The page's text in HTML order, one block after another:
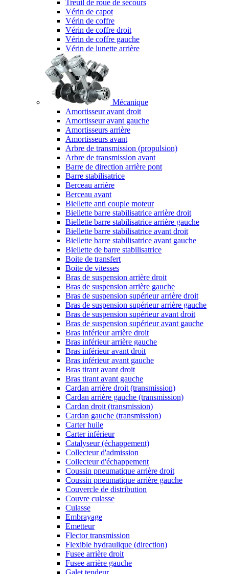
Treuil de roue de secours
Vérin de capot
Vérin de coffre
Vérin de coffre droit
Vérin de coffre gauche
Vérin de lunette arrière
Mécanique
Amortisseur avant droit
Amortisseur avant gauche
Amortisseurs arrière
Amortisseurs avant
Arbre de transmission (propulsion)
Arbre de transmission avant
Barre de direction arrière pont
Barre stabilisatrice
Berceau arrière
Berceau avant
Biellette anti couple moteur
Biellette barre stabilisatrice arrière droit
Biellette barre stabilisatrice arrière gauche
Biellette barre stabilisatrice avant droit
Biellette barre stabilisatrice avant gauche
Biellette de barre stabilisatrice
Boite de transfert
Boite de vitesses
Bras de suspension arrière droit
Bras de suspension arrière gauche
Bras de suspension supérieur arrière droit
Bras de suspension supérieur arrière gauche
Bras de suspension supérieur avant droit
Bras de suspension supérieur avant gauche
Bras inférieur arrière droit
Bras inférieur arrière gauche
Bras inférieur avant droit
Bras inférieur avant gauche
Bras tirant avant droit
Bras tirant avant gauche
Cardan arrière droit (transmission)
Cardan arrière gauche (transmission)
Cardan droit (transmission)
Cardan gauche (transmission)
Carter huile
Carter inférieur
Catalyseur (échappement)
Collecteur d'admission
Collecteur d'échappement
Coussin pneumatique arrière droit
Coussin pneumatique arrière gauche
Couvercle de distribution
Couvre culasse
Culasse
Embrayage
Emetteur
Flector transmission
Flexible hydraulique (direction)
Fusee arrière droit
Fusee arrière gauche
Galet tendeur